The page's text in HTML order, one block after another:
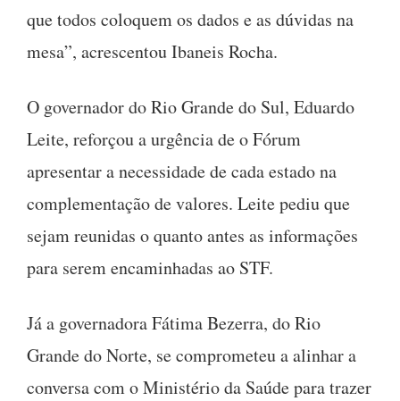
que todos coloquem os dados e as dúvidas na
mesa”, acrescentou Ibaneis Rocha.
O governador do Rio Grande do Sul, Eduardo
Leite, reforçou a urgência de o Fórum
apresentar a necessidade de cada estado na
complementação de valores. Leite pediu que
sejam reunidas o quanto antes as informações
para serem encaminhadas ao STF.
Já a governadora Fátima Bezerra, do Rio
Grande do Norte, se comprometeu a alinhar a
conversa com o Ministério da Saúde para trazer